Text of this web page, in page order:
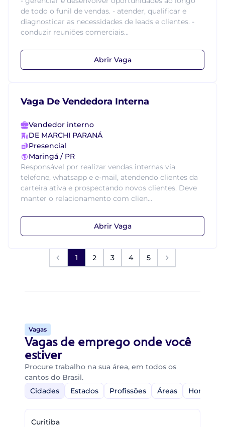
de todo o funil de vendas. - atender, qualificar e
diagnosticar as necessidades de leads e clientes. -
conduzir reuniões comerciais...
Abrir Vaga
Vaga De Vendedora Interna
Vendedor interno
DE MARCHI PARANÁ
Presencial
Maringá / PR
Responsável por realizar vendas internas via
telefone, whatsapp e e-mail, atendendo clientes da
carteira ativa e prospectando novos clientes. Deve
manter o relacionamento com clien...
Abrir Vaga
1 2 3 4 5
Vagas
Vagas de emprego onde você
estiver
Procure trabalho na sua área, em todos os
cantos do Brasil.
Cidades
Estados Profissões Áreas Home-
Curitiba